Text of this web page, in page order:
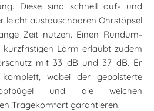
Diese sind schnell auf- und
leicht austauschbaren Ohrstöpsel
Zeit nutzen. Einen Rundum-
Lärm erlaubt zudem
mit 33 dB und 37 dB. Er
wobei der gepolsterte
und die weichen
Tragekomfort garantieren.